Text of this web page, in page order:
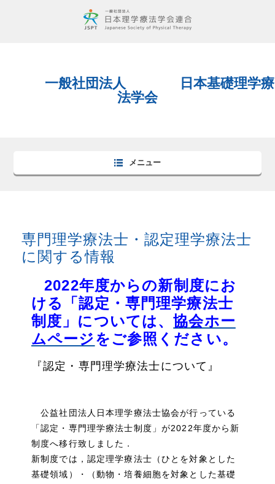
一般社団法人 日本基礎理学療
法学会
メニュー
専門理学療法士・認定理学療法士
に関する情報
2022年度からの新制度にお
ける「認定・専門理学療法士
制度」については、協会ホー
ムページをご参照ください。
『認定・専門理学療法士について』
公益社団法人日本理学療法士協会が行っている
「認定・ 専門理学療法士制度」が2022年度から新
制度へ移行致しました ．
新制度では，認定理学療法士（ひとを対象とした
基礎領域）・（動物・培養細胞を対象とした基礎